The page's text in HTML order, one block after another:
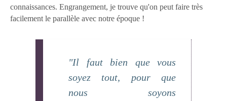
connaissances. Engrangement, je trouve qu'on peut faire très
facilement le parallèle avec notre époque !
"Il faut bien que vous
soyez tout, pour que
nous soyons